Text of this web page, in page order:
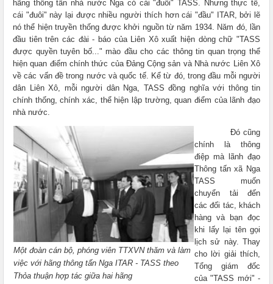
hãng thông tấn nhà nước Nga có cái "đuôi" TASS. Nhưng thực tế,
cái "đuôi" này lại được nhiều người thích hơn cái "đầu" ITAR, bởi lẽ
nó thể hiện truyền thống được khởi nguồn từ năm 1934. Năm đó, lần
đầu tiên trên các đài - báo của Liên Xô xuất hiện dòng chữ "TASS
được quyền tuyên bố..." mào đầu cho các thông tin quan trọng thể
hiện quan điểm chính thức của Đảng Cộng sản và Nhà nước Liên Xô
về các vấn đề trong nước và quốc tế. Kể từ đó, trong đầu mỗi người
dân Liên Xô, mỗi người dân Nga, TASS đồng nghĩa với thông tin
chính thống, chính xác, thể hiện lập trường, quan điểm của lãnh đạo
nhà nước.
Một đoàn cán bộ, phóng viên TTXVN thăm và làm
việc với hãng thông tấn Nga ITAR - TASS theo
Thỏa thuận hợp tác giữa hai hãng
Đó cũng
chính là thông
điệp mà lãnh đạo
Thông tấn xã Nga
TASS muốn
chuyển tải đến
các đối tác, khách
hàng và bạn đọc
khi lấy lại tên gọi
lịch sử này. Thay
cho lời giải thích,
Tổng giám đốc
của "TASS mới" -